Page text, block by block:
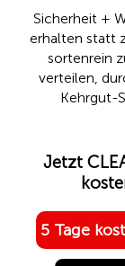
Sicherheit +
erhalten statt
sortenrein
verteilen,
Kehrgut-
Jetzt
5 Tage